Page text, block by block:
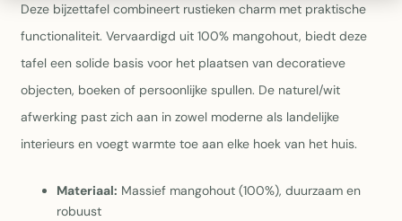
Deze bijzettafel combineert rustieken charm met praktische
functionaliteit. Vervaardigd uit 100% mangohout, biedt deze
tafel een solide basis voor het plaatsen van decoratieve
objecten, boeken of persoonlijke spullen. De naturel/wit
afwerking past zich aan in zowel moderne als landelijke
interieurs en voegt warmte toe aan elke hoek van het huis.
Materiaal: Massief mangohout (100%), duurzaam en
robuust